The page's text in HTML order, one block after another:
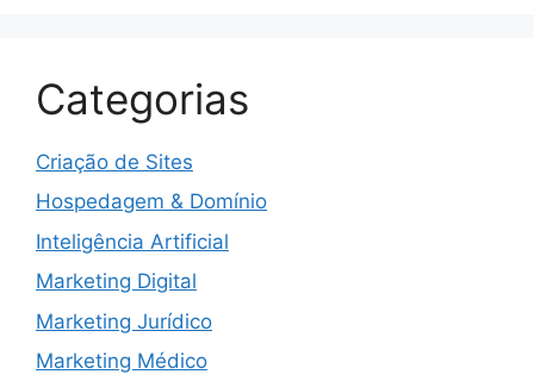
Categorias
Criação de Sites
Hospedagem & Domínio
Inteligência Artificial
Marketing Digital
Marketing Jurídico
Marketing Médico